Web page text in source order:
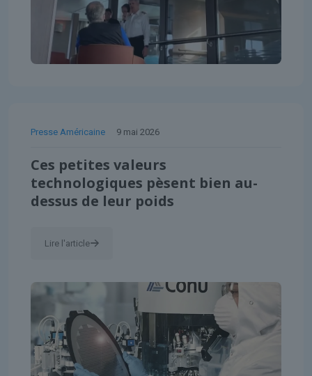
Presse Américaine 9 mai 2026
Ces petites valeurs
technologiques pèsent bien au-
dessus de leur poids
Lire l'article